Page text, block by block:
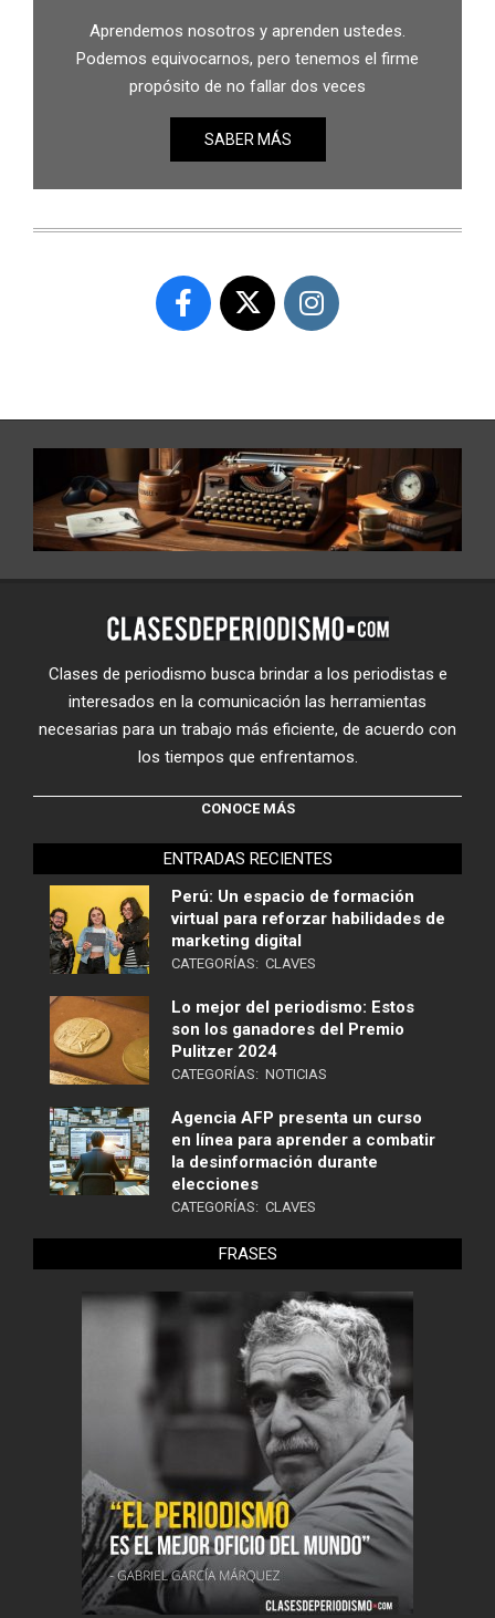
Aprendemos nosotros y aprenden ustedes.
Podemos equivocarnos, pero tenemos el firme
propósito de no fallar dos veces
SABER MÁS
Clases de periodismo busca brindar a los periodistas e
interesados en la comunicación las herramientas
necesarias para un trabajo más eficiente, de acuerdo con
los tiempos que enfrentamos.
CONOCE MÁS
ENTRADAS RECIENTES
Perú: Un espacio de formación
virtual para reforzar habilidades de
marketing digital
CATEGORÍAS: CLAVES
Lo mejor del periodismo: Estos
son los ganadores del Premio
Pulitzer 2024
CATEGORÍAS: NOTICIAS
Agencia AFP presenta un curso
en línea para aprender a combatir
la desinformación durante
elecciones
CATEGORÍAS: CLAVES
FRASES